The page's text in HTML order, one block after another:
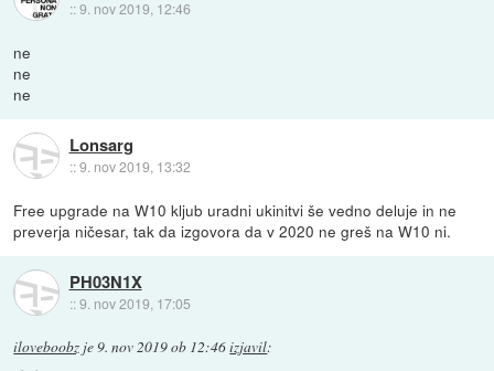
::9. nov 2019, 12:46
ne
ne
ne
Lonsarg
::9. nov 2019, 13:32
Free upgrade na W10 kljub uradni ukinitvi še vedno deluje in ne
preverja ničesar, tak da izgovora da v 2020 ne greš na W10 ni.
PH03N1X
::9. nov 2019, 17:05
iloveboobz je9. nov 2019 ob 12:46izjavil: